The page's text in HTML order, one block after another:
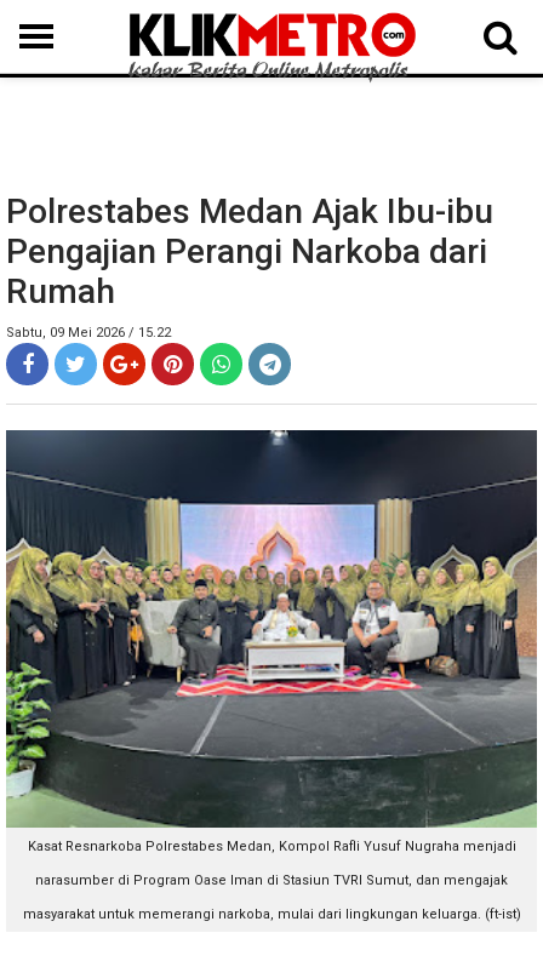
MEDAN LANGKAT DAIRI SAMOSIR TAPUT BATUBARA DELISERDANG
Polrestabes Medan Ajak Ibu-ibu
Pengajian Perangi Narkoba dari
Rumah
Sabtu, 09 Mei 2026 / 15.22
Kasat Resnarkoba Polrestabes Medan, Kompol Rafli Yusuf Nugraha menjadi
narasumber di Program Oase Iman di Stasiun TVRI Sumut, dan mengajak
masyarakat untuk memerangi narkoba, mulai dari lingkungan keluarga. (ft-ist)